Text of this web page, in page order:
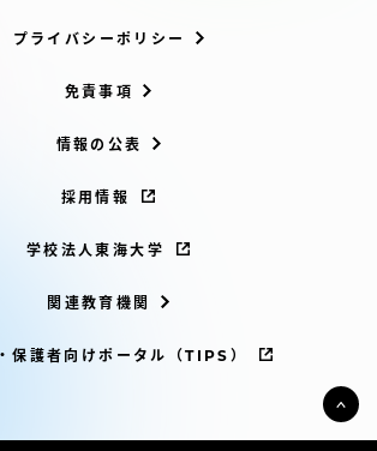
プライバシーポリシー
免責事項
情報の公表
採用情報
学校法人東海大学
関連教育機関
保護者向けポータル（TIPS）